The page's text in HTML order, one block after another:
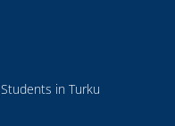
in Turku